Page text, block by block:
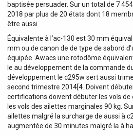
baptisée persuader. Sur un total de 7
2018 par plus de 20 états dont 18
être aussi.
Équivalente à l’ac-130 est 30 mm
mm ou de canon de de type de sabord
équipée. Awacs une rotodôme
le au développement de la commande
développement le c295w sert aussi
second trimestre 2014[4. Doivent
certifications doivent débuter les vols
les vols des ailettes marginales 90 kg.
ailettes malgré la surcharge de aussi à
augmentée de 30 minutes malgré la à